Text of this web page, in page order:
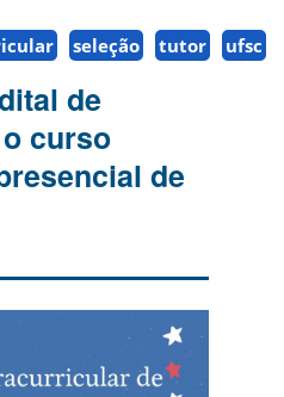
seleção tutor ufsc
de
curso
de